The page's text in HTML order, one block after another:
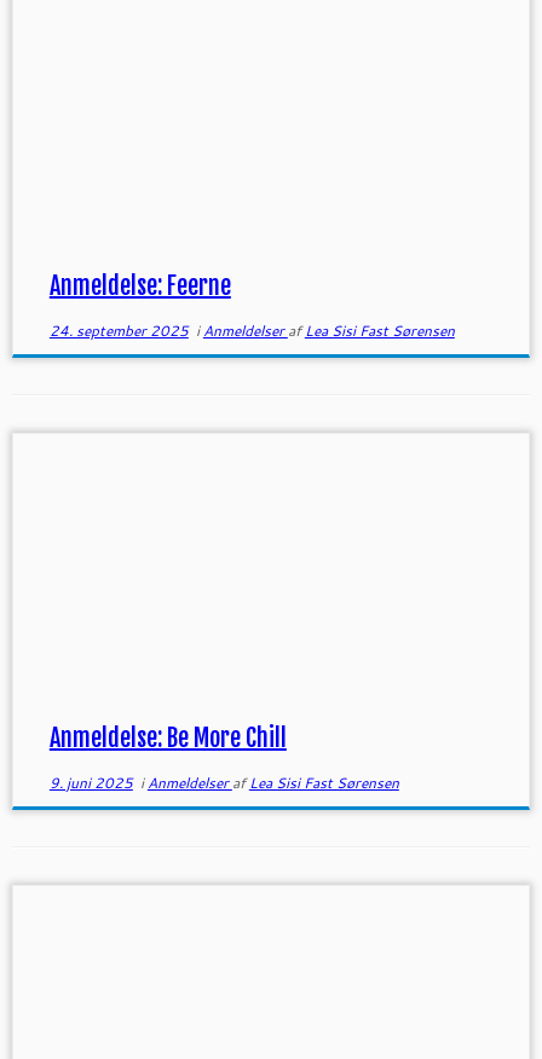
Anmeldelse: Feerne
24. september 2025iAnmeldelserafLea Sisi Fast Sørensen
Anmeldelse: Be More Chill
9. juni 2025iAnmeldelserafLea Sisi Fast Sørensen